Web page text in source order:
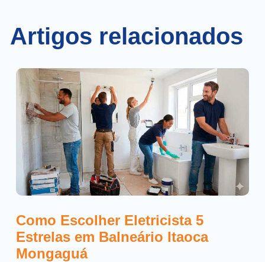
Artigos relacionados
Como Escolher Eletricista 5
Estrelas em Balneário Itaoca
Mongaguá